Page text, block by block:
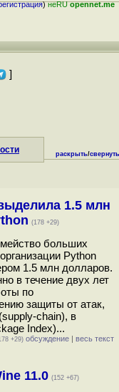
)неRUopennet.me
]
раскрыть/свернуть
1.5 млн
(178 +29)
больших
Python
1.5 млн долларов.
в течение двух лет
по
защиты от атак,
chain), в
Index)...
+29) обсуждение | весь текст
11.0 (152 +67)